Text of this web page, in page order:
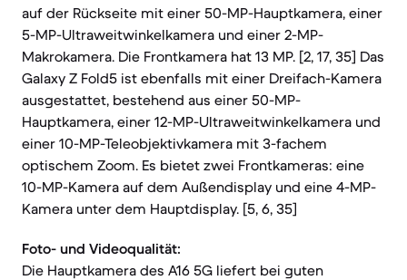
auf der Rückseite mit einer 50-MP-Hauptkamera, einer
5-MP-Ultraweitwinkelkamera und einer 2-MP-
Makrokamera. Die Frontkamera hat 13 MP. [2, 17, 35] Das
Galaxy Z Fold5 ist ebenfalls mit einer Dreifach-Kamera
ausgestattet, bestehend aus einer 50-MP-
Hauptkamera, einer 12-MP-Ultraweitwinkelkamera und
einer 10-MP-Teleobjektivkamera mit 3-fachem
optischem Zoom. Es bietet zwei Frontkameras: eine
10-MP-Kamera auf dem Außendisplay und eine 4-MP-
Kamera unter dem Hauptdisplay. [5, 6, 35]
Foto- und Videoqualität:
Die Hauptkamera des A16 5G liefert bei guten